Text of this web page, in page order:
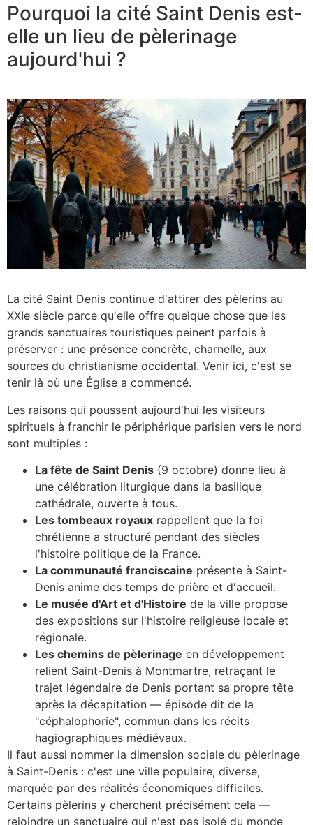
Pourquoi la cité Saint Denis est-
elle un lieu de pèlerinage
aujourd'hui ?
La cité Saint Denis continue d'attirer des pèlerins au
XXIe siècle parce qu'elle offre quelque chose que les
grands sanctuaires touristiques peinent parfois à
préserver : une présence concrète, charnelle, aux
sources du christianisme occidental. Venir ici, c'est se
tenir là où une Église a commencé.
Les raisons qui poussent aujourd'hui les visiteurs
spirituels à franchir le périphérique parisien vers le nord
sont multiples :
La fête de Saint Denis (9 octobre) donne lieu à
une célébration liturgique dans la basilique
cathédrale, ouverte à tous.
Les tombeaux royaux rappellent que la foi
chrétienne a structuré pendant des siècles
l'histoire politique de la France.
La communauté franciscaine présente à Saint-
Denis anime des temps de prière et d'accueil.
Le musée d'Art et d'Histoire de la ville propose
des expositions sur l'histoire religieuse locale et
régionale.
Les chemins de pèlerinage en développement
relient Saint-Denis à Montmartre, retraçant le
trajet légendaire de Denis portant sa propre tête
après la décapitation — épisode dit de la
"céphalophorie", commun dans les récits
hagiographiques médiévaux.
Il faut aussi nommer la dimension sociale du pèlerinage
à Saint-Denis : c'est une ville populaire, diverse,
marquée par des réalités économiques difficiles.
Certains pèlerins y cherchent précisément cela —
rejoindre un sanctuaire qui n'est pas isolé du monde